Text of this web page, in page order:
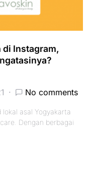
di Instagram,
No comments
lokal asal Yogyakarta
Dengan berbagai